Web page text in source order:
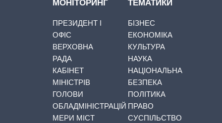
МОНІТОРИНГ
ПРЕЗИДЕНТ І
ОФІС
ВЕРХОВНА
РАДА
КАБІНЕТ
МІНІСТРІВ
ГОЛОВИ
ОБЛАДМІНІСТРАЦІЙ
МЕРИ МІСТ
ТЕМАТИКИ
БІЗНЕС
ЕКОНОМІКА
КУЛЬТУРА
НАУКА
НАЦІОНАЛЬНА
БЕЗПЕКА
ПОЛІТИКА
ПРАВО
СУСПІЛЬСТВО